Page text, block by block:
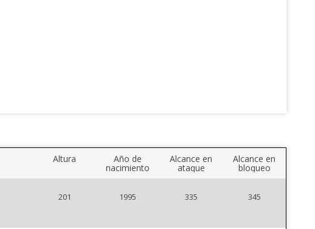
Altura Año de
nacimiento
Alcance en
ataque
Alcance en
bloqueo
201 1995 335 345